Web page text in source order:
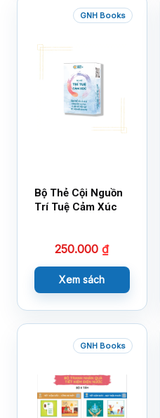
GNH Books
Bộ Thẻ Cội Nguồn
Trí Tuệ Cảm Xúc
250.000₫
Xem sách
GNH Books